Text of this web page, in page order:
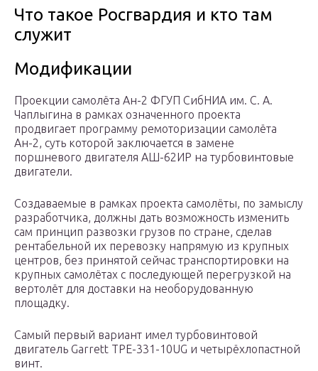
Что такое Росгвардия и кто там
служит
Модификации
Проекции самолёта Ан-2 ФГУП СибНИА им. С. А.
Чаплыгина в рамках означенного проекта
продвигает программу ремоторизации самолёта
Ан-2, суть которой заключается в замене
поршневого двигателя АШ-62ИР на турбовинтовые
двигатели.
Создаваемые в рамках проекта самолёты, по замыслу
разработчика, должны дать возможность изменить
сам принцип развозки грузов по стране, сделав
рентабельной их перевозку напрямую из крупных
центров, без принятой сейчас транспортировки на
крупных самолётах с последующей перегрузкой на
вертолёт для доставки на необорудованную
площадку.
Самый первый вариант имел турбовинтовой
двигатель Garrett TPE-331-10UG и четырёхлопастной
винт.